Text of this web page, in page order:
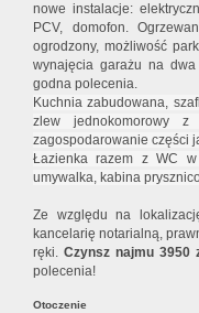
nowe instalacje:
PCV, domofon.
ogrodzony, możliwość
wynajęcia garażu na
godna polecenia.
Kuchnia zabudowana,
zlew jednokomorowy
zagospodarowanie części
Łazienka razem z WC w
umywalka, kabina
Ze względu na
kancelarię notarialną,
ręki.Czynsz najmu 3950
polecenia!
Otoczenie